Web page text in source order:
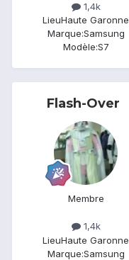
1,4k
LieuHaute Garonne
Marque:Samsung
Modèle:S7
Flash-Over
Membre
1,4k
LieuHaute Garonne
Marque:Samsung